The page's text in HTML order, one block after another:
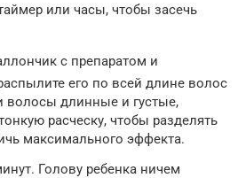
или часы, чтобы засечь
с препаратом и
его по всей длине волос
волосы длинные и густые,
расческу, чтобы разделять
максимального эффекта.
Голову ребенка ничем